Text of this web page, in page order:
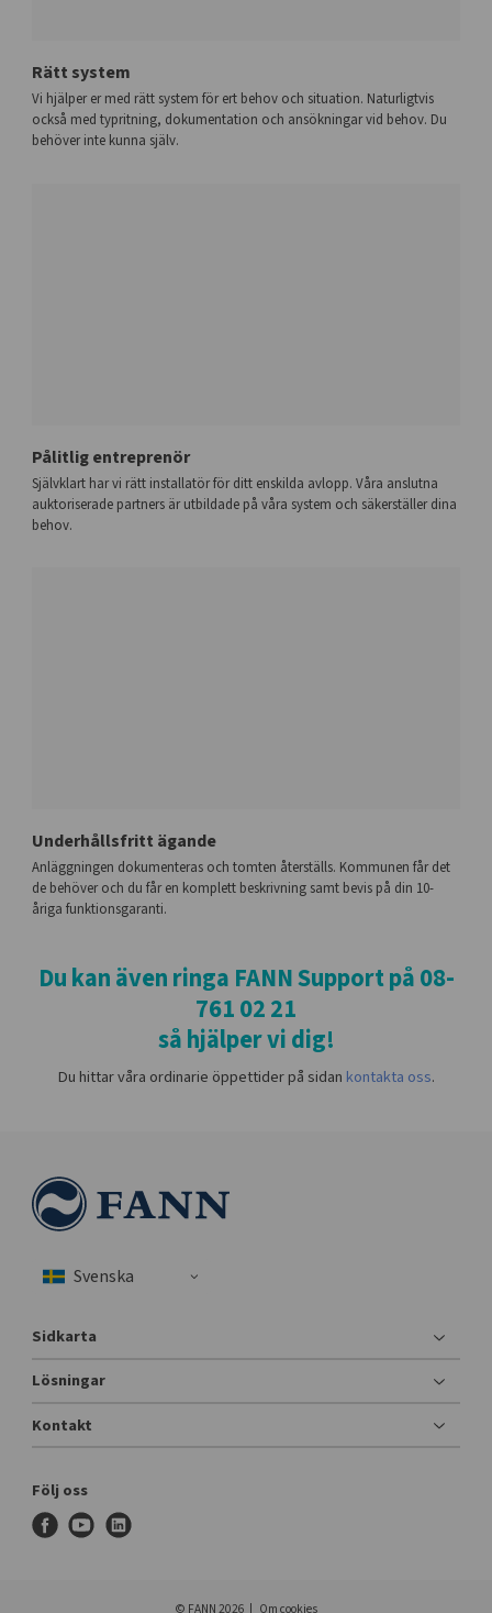
Rätt system
Vi hjälper er med rätt system för ert behov och situation. Naturligtvis
också med typritning, dokumentation och ansökningar vid behov. Du
behöver inte kunna själv.
Pålitlig entreprenör
Självklart har vi rätt installatör för ditt enskilda avlopp. Våra anslutna
auktoriserade partners är utbildade på våra system och säkerställer dina
behov.
Underhållsfritt ägande
Anläggningen dokumenteras och tomten återställs. Kommunen får det
de behöver och du får en komplett beskrivning samt bevis på din 10-
åriga funktionsgaranti.
Du kan även ringa FANN Support på 08-
761 02 21
så hjälper vi dig!
Du hittar våra ordinarie öppettider på sidan kontakta oss.
Sidkarta
Lösningar
Kontakt
Följ oss
f
y
l
© FANN 2026 Om cookies